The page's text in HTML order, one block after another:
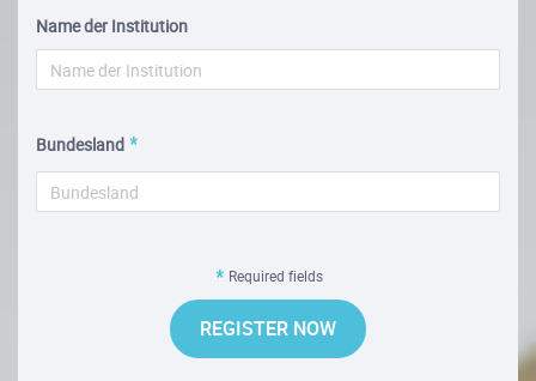
Name der Institution
Bundesland
Required fields
REGISTER NOW